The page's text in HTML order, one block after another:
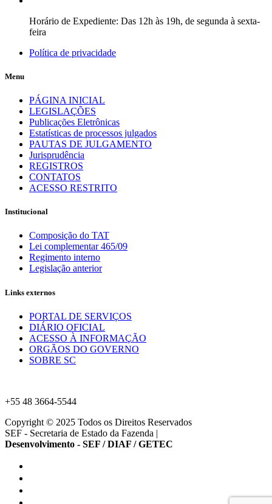
Horário de Expediente: Das 12h às 19h, de segunda à sexta-
feira
Política de privacidade
Menu
PÁGINA INICIAL
LEGISLAÇÕES
Publicações Eletrônicas
Estatísticas de processos julgados
PAUTAS DE JULGAMENTO
Jurisprudência
REGISTROS
CONTATOS
ACESSO RESTRITO
Institucional
Composição do TAT
Lei complementar 465/09
Regimento interno
Legislação anterior
Links externos
PORTAL DE SERVIÇOS
DIÁRIO OFICIAL
ACESSO À INFORMAÇÃO
ORGÃOS DO GOVERNO
SOBRE SC
+55 48 3664-5544
Copyright © 2025 Todos os Direitos Reservados
SEF - Secretaria de Estado da Fazenda |
Desenvolvimento - SEF / DIAF / GETEC